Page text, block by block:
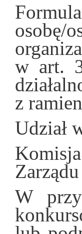
w art.
z
Udział
W